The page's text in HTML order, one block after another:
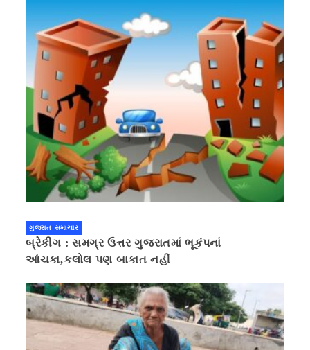
ગુજરાત સમાચાર
બ્રેકીંગ : સમગ્ર ઉત્તર ગુજરાતમાં ભૂકંપનાં
આંચકા,કલોલ પણ બાકાત નહીં